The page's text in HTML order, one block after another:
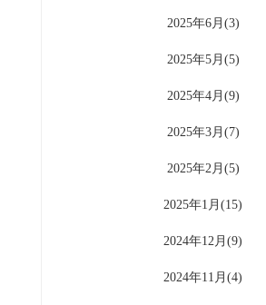
2025年6月(3)
2025年5月(5)
2025年4月(9)
2025年3月(7)
2025年2月(5)
2025年1月(15)
2024年12月(9)
2024年11月(4)